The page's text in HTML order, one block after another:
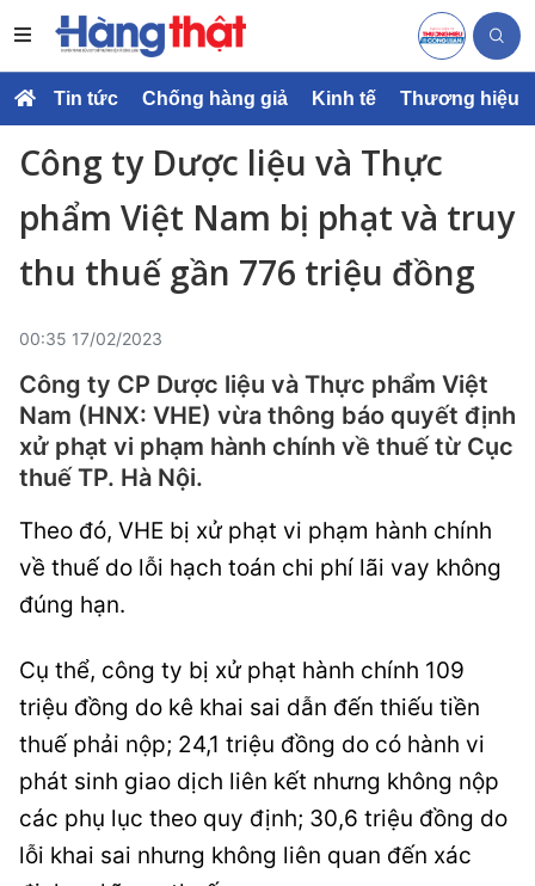
Tin tức Chống hàng giả Kinh tế Thương hiệu
Công ty Dược liệu và Thực
phẩm Việt Nam bị phạt và truy
thu thuế gần 776 triệu đồng
00:35 17/02/2023
Công ty CP Dược liệu và Thực phẩm Việt
Nam (HNX: VHE) vừa thông báo quyết định
xử phạt vi phạm hành chính về thuế từ Cục
thuế TP. Hà Nội.
Theo đó, VHE bị xử phạt vi phạm hành chính
về thuế do lỗi hạch toán chi phí lãi vay không
đúng hạn.
Cụ thể, công ty bị xử phạt hành chính 109
triệu đồng do kê khai sai dẫn đến thiếu tiền
thuế phải nộp; 24,1 triệu đồng do có hành vi
phát sinh giao dịch liên kết nhưng không nộp
các phụ lục theo quy định; 30,6 triệu đồng do
lỗi khai sai nhưng không liên quan đến xác